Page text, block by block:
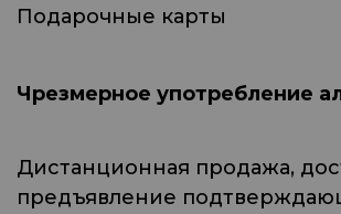
Подарочные карты
Чрезмерное употребление
Дистанционная продажа,
предъявление